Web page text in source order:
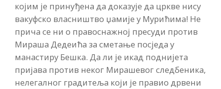
којим је принуђена да доказује да цркве нису
вакуфско власништво џамије у Мурићима! Не
прича се ни о правоснажној пресуди против
Мираша Дедеића за сметање посједа у
манастиру Бешка. Да ли је икад поднијета
пријава против неког Мирашевог следбеника,
нелегалног градитеља који је правио дрвени